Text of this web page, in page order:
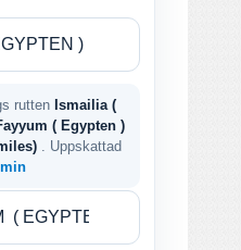
rutten Ismailia (
( Egypten )
. Uppskattad